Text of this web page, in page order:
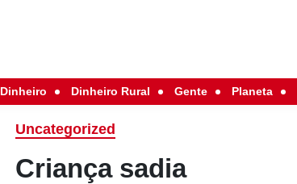
Dinheiro Dinheiro Rural Gente Planeta
Uncategorized
Criança sadia